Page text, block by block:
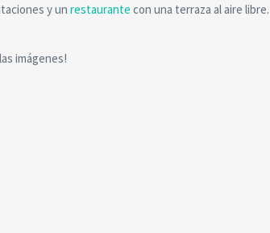
y un restaurante con una terraza al aire libre.
imágenes!